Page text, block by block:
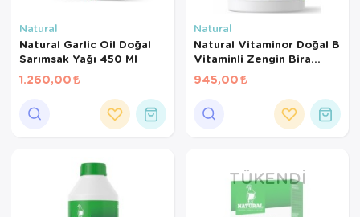
Natural
Natural Garlic Oil Doğal
Sarımsak Yağı 450 Ml
1.260,00
Natural
Natural Vitaminor Doğal B
Vitaminli Zengin Bira
Mayası 850 Gr
945,00
TÜKENDI